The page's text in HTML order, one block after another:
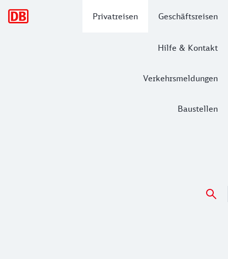
Privatreisen Geschäftsreisen
Hilfe & Kontakt
Verkehrsmeldungen
Baustellen